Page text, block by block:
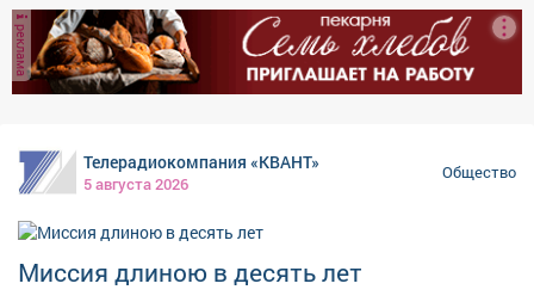
слухи о том, что имя Миша выходит из моды, сильно
преувеличены. Наоборот, оно стремительно набирает
популярность. Врачи и сотрудники роддома
поздравили все семьи с пополнением и пожелали
месяц в роддоме приняли 269 новорождённых, что
стало одним из самых высоких показателей в этом
году.
реклама
Телерадиокомпания «КВАНТ»
5 августа 2026
Общество
Миссия длиною в десять лет